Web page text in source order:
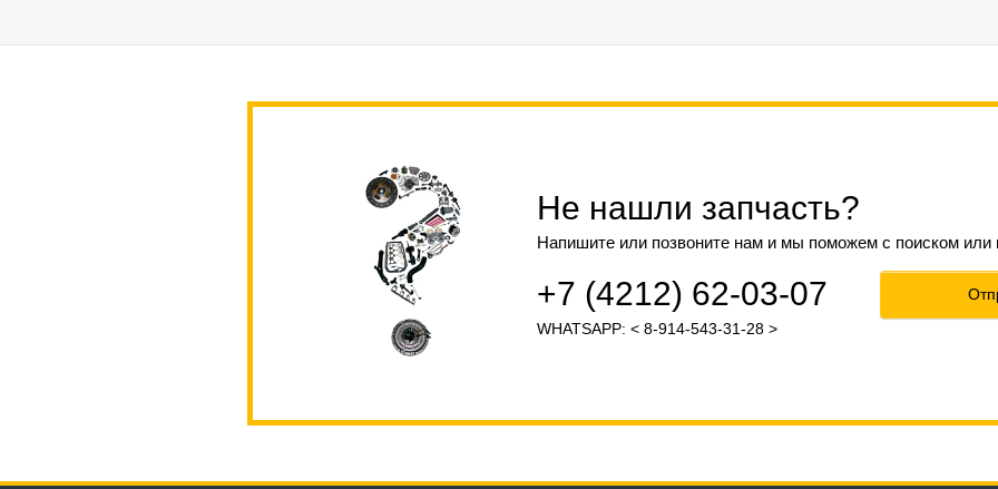
Не нашли запчасть?
Напишите или позвоните нам и мы поможем с поиском или
+7 (4212) 62-03-07
WHATSAPP: < 8-914-543-31-28 >